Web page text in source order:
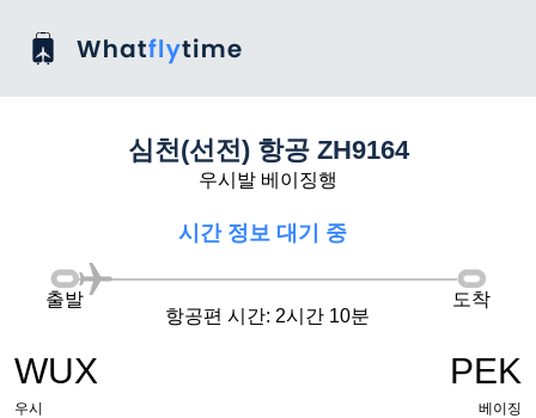
심천(선전) 항공 ZH9164
우시발 베이징행
시간 정보 대기 중
WUX
우시
출발
항공편 시간: 2시간 10분
도착
PEK
베이징